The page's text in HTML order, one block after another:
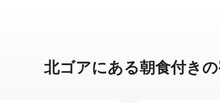
北ゴアに⁠あ⁠る朝⁠食⁠付⁠き⁠